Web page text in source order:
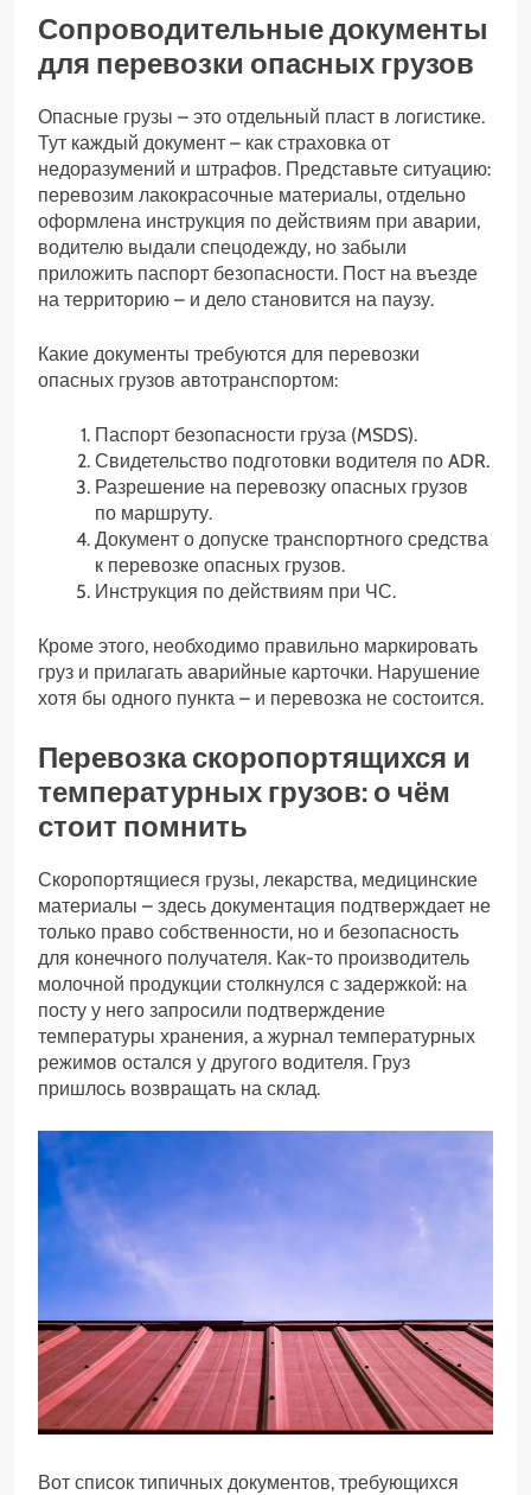
Сопроводительные документы
для перевозки опасных грузов
Опасные грузы – это отдельный пласт в логистике.
Тут каждый документ – как страховка от
недоразумений и штрафов. Представьте ситуацию:
перевозим лакокрасочные материалы, отдельно
оформлена инструкция по действиям при аварии,
водителю выдали спецодежду, но забыли
приложить паспорт безопасности. Пост на въезде
на территорию – и дело становится на паузу.
Какие документы требуются для перевозки
опасных грузов автотранспортом:
Паспорт безопасности груза (MSDS).
Свидетельство подготовки водителя по ADR.
Разрешение на перевозку опасных грузов
по маршруту.
Документ о допуске транспортного средства
к перевозке опасных грузов.
Инструкция по действиям при ЧС.
Кроме этого, необходимо правильно маркировать
груз и прилагать аварийные карточки. Нарушение
хотя бы одного пункта – и перевозка не состоится.
Перевозка скоропортящихся и
температурных грузов: о чём
стоит помнить
Скоропортящиеся грузы, лекарства, медицинские
материалы – здесь документация подтверждает не
только право собственности, но и безопасность
для конечного получателя. Как-то производитель
молочной продукции столкнулся с задержкой: на
посту у него запросили подтверждение
температуры хранения, а журнал температурных
режимов остался у другого водителя. Груз
пришлось возвращать на склад.
Вот список типичных документов, требующихся